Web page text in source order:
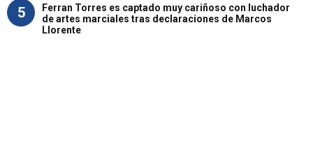
5
Ferran Torres es captado muy cariñoso con luchador
de artes marciales tras declaraciones de Marcos
Llorente